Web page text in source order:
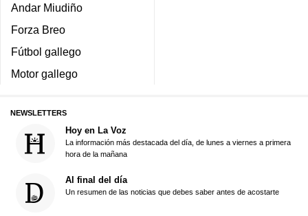
Andar Miudiño
Forza Breo
Fútbol gallego
Motor gallego
NEWSLETTERS
Hoy en La Voz
La información más destacada del día, de lunes a viernes a primera
hora de la mañana
Al final del día
Un resumen de las noticias que debes saber antes de acostarte